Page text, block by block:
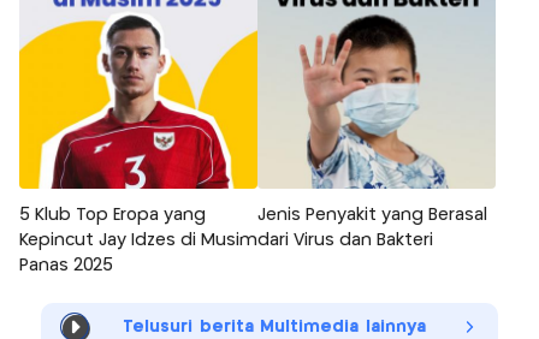
5 Klub Top Eropa yang
Kepincut Jay Idzes di Musim
Panas 2025
Jenis Penyakit yang Berasal
dari Virus dan Bakteri
Telusuri berita Multimedia lainnya